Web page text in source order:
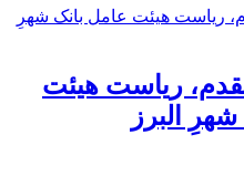
ریاست هیئت
البرز